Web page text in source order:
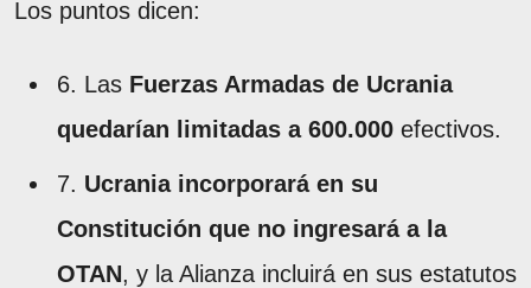
Los puntos dicen:
6. Las Fuerzas Armadas de Ucrania
quedarían limitadas a 600.000 efectivos.
7. Ucrania incorporará en su
Constitución que no ingresará a la
OTAN, y la Alianza incluirá en sus estatutos